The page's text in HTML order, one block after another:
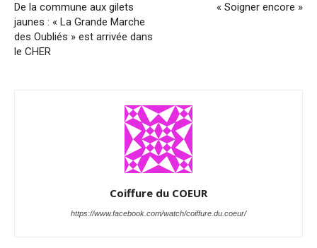
De la commune aux gilets
jaunes : « La Grande Marche
des Oubliés » est arrivée dans
le CHER
« Soigner encore »
Coiffure du COEUR
https://www.facebook.com/watch/coiffure.du.coeur/